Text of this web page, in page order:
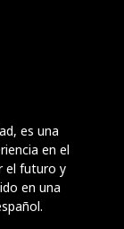
es una
en el
el futuro y
en una